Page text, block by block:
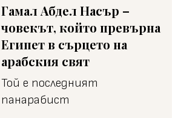
Гамал Абдел Насър –
човекът, който превърна
Египет в сърцето на
арабския свят
Той е последният
панарабист